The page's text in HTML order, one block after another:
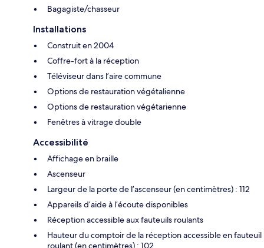
Bagagiste/chasseur
Installations
Construit en 2004
Coffre-fort à la réception
Téléviseur dans l’aire commune
Options de restauration végétalienne
Options de restauration végétarienne
Fenêtres à vitrage double
Accessibilité
Affichage en braille
Ascenseur
Largeur de la porte de l’ascenseur (en centimètres) : 112
Appareils d’aide à l’écoute disponibles
Réception accessible aux fauteuils roulants
Hauteur du comptoir de la réception accessible en fauteuil
roulant (en centimètres) : 102